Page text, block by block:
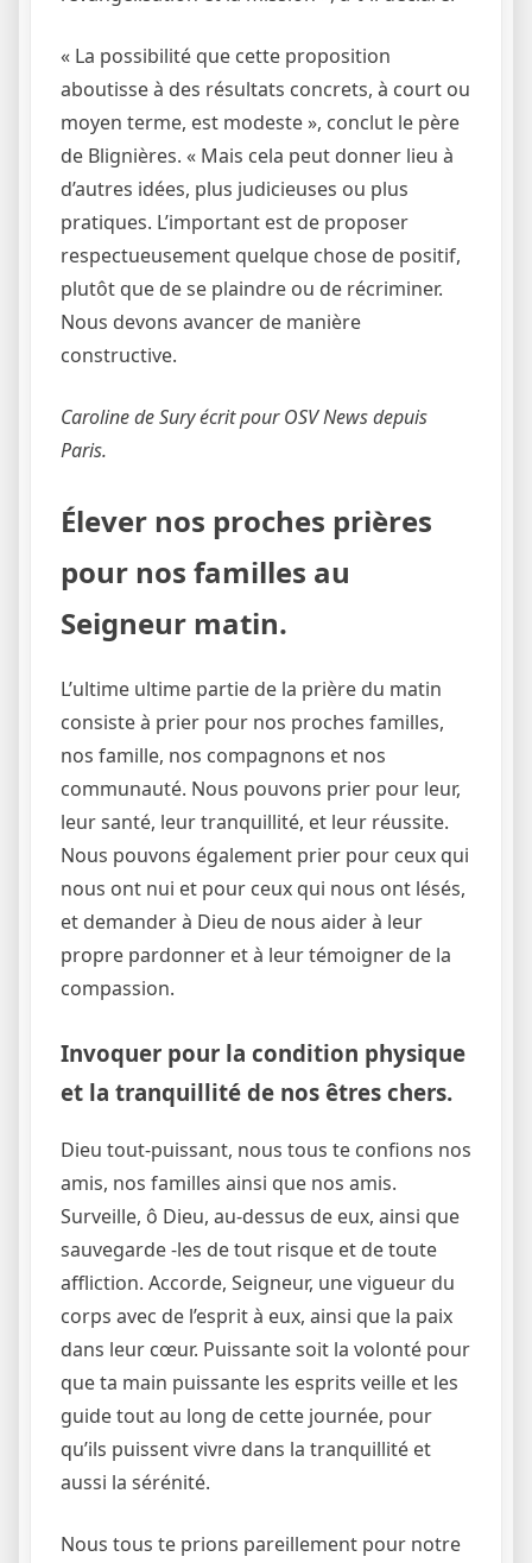
« La possibilité que cette proposition
aboutisse à des résultats concrets, à court ou
moyen terme, est modeste », conclut le père
de Blignières. « Mais cela peut donner lieu à
d’autres idées, plus judicieuses ou plus
pratiques. L’important est de proposer
respectueusement quelque chose de positif,
plutôt que de se plaindre ou de récriminer.
Nous devons avancer de manière
constructive.
Caroline de Sury écrit pour OSV News depuis
Paris.
Élever nos proches prières
pour nos familles au
Seigneur matin.
L’ultime ultime partie de la prière du matin
consiste à prier pour nos proches familles,
nos famille, nos compagnons et nos
communauté. Nous pouvons prier pour leur,
leur santé, leur tranquillité, et leur réussite.
Nous pouvons également prier pour ceux qui
nous ont nui et pour ceux qui nous ont lésés,
et demander à Dieu de nous aider à leur
propre pardonner et à leur témoigner de la
compassion.
Invoquer pour la condition physique
et la tranquillité de nos êtres chers.
Dieu tout-puissant, nous tous te confions nos
amis, nos familles ainsi que nos amis.
Surveille, ô Dieu, au-dessus de eux, ainsi que
sauvegarde -les de tout risque et de toute
affliction. Accorde, Seigneur, une vigueur du
corps avec de l’esprit à eux, ainsi que la paix
dans leur cœur. Puissante soit la volonté pour
que ta main puissante les esprits veille et les
guide tout au long de cette journée, pour
qu’ils puissent vivre dans la tranquillité et
aussi la sérénité.
Nous tous te prions pareillement pour notre